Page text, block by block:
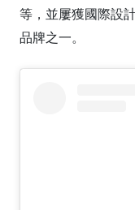
等，並屢獲國際設
品牌之一。